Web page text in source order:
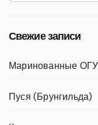
Свежие записи
Маринованные
Пуся (Брунгильда)